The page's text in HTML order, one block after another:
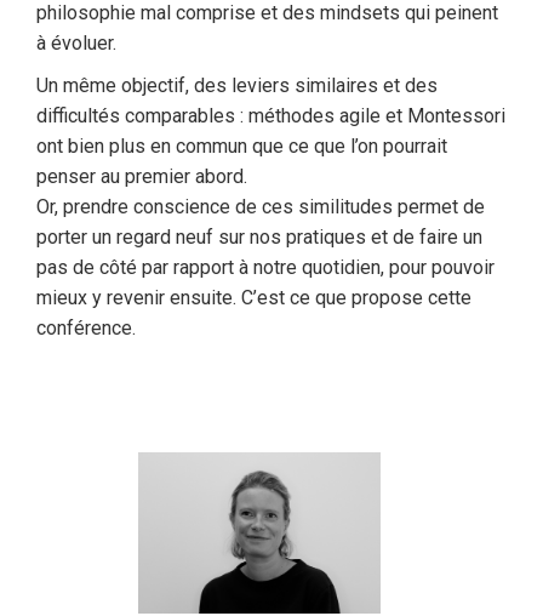
philosophie mal comprise et des mindsets qui peinent
à évoluer.
Un même objectif, des leviers similaires et des
difficultés comparables : méthodes agile et Montessori
ont bien plus en commun que ce que l’on pourrait
penser au premier abord.
Or, prendre conscience de ces similitudes permet de
porter un regard neuf sur nos pratiques et de faire un
pas de côté par rapport à notre quotidien, pour pouvoir
mieux y revenir ensuite. C’est ce que propose cette
conférence.